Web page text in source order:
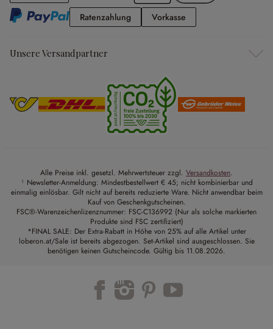
RatenzahlungRatenzahlung
Vorkasse
Unsere Versandpartner
Alle Preise inkl. gesetzl. Mehrwertsteuer zzgl. Versandkosten.
¹ Newsletter-Anmeldung: Mindestbestellwert € 45; nicht kombinierbar und
einmalig einlösbar. Gilt nicht auf bereits reduzierte Ware. Nicht anwendbar beim
Kauf von Geschenkgutscheinen.
FSC®-Warenzeichenlizenznummer: FSC-C136992 (Nur als solche markierten
Produkte sind FSC zertifiziert)
*FINAL SALE: Der Extra-Rabatt in Höhe von 25% auf alle Artikel unter
loberon.at/Sale ist bereits abgezogen. Set-Artikel sind ausgeschlossen. Sie
benötigen keinen Gutscheincode. Gültig bis 11.08.2026.